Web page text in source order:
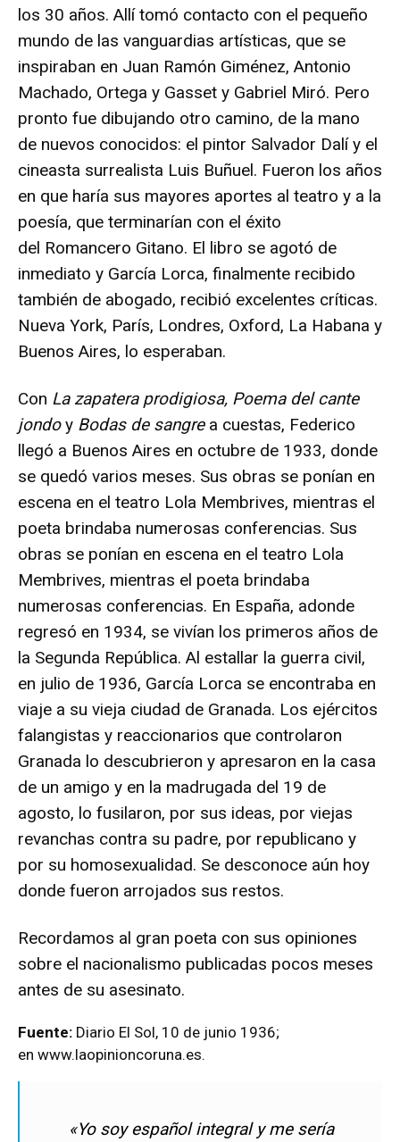
los 30 años. Allí tomó contacto con el pequeño
mundo de las vanguardias artísticas, que se
inspiraban en Juan Ramón Giménez, Antonio
Machado, Ortega y Gasset y Gabriel Miró. Pero
pronto fue dibujando otro camino, de la mano
de nuevos conocidos: el pintor Salvador Dalí y el
cineasta surrealista Luis Buñuel. Fueron los años
en que haría sus mayores aportes al teatro y a la
poesía, que terminarían con el éxito
del Romancero Gitano. El libro se agotó de
inmediato y García Lorca, finalmente recibido
también de abogado, recibió excelentes críticas.
Nueva York, París, Londres, Oxford, La Habana y
Buenos Aires, lo esperaban.
Con La zapatera prodigiosa, Poema del cante
jondoy Bodas de sangrea cuestas, Federico
llegó a Buenos Aires en octubre de 1933, donde
se quedó varios meses. Sus obras se ponían en
escena en el teatro Lola Membrives, mientras el
poeta brindaba numerosas conferencias. Sus
obras se ponían en escena en el teatro Lola
Membrives, mientras el poeta brindaba
numerosas conferencias. En España, adonde
regresó en 1934, se vivían los primeros años de
la Segunda República. Al estallar la guerra civil,
en julio de 1936, García Lorca se encontraba en
viaje a su vieja ciudad de Granada. Los ejércitos
falangistas y reaccionarios que controlaron
Granada lo descubrieron y apresaron en la casa
de un amigo y en la madrugada del 19 de
agosto, lo fusilaron, por sus ideas, por viejas
revanchas contra su padre, por republicano y
por su homosexualidad. Se desconoce aún hoy
donde fueron arrojados sus restos.
Recordamos al gran poeta con sus opiniones
sobre el nacionalismo publicadas pocos meses
antes de su asesinato.
Fuente: Diario El Sol, 10 de junio 1936;
en www.laopinioncoruna.es.
«Yo soy español integral y me sería